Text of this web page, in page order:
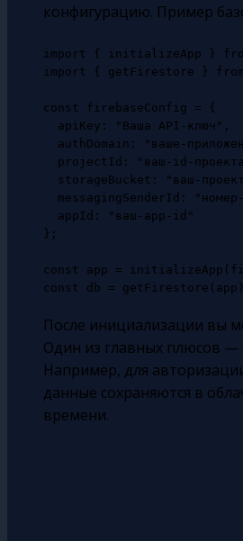
конфигурацию. Пример
import { initializeApp }
import { getFirestore }
const firebaseConfig = {
  apiKey: "Ваша API-ключ",
authDomain: "ваше-
projectId: "ваш-id-
storageBucket: "ваш-
messagingSenderId:
  appId: "ваш-app-id"
};
const app =
После инициализации вы
Один из главных плюсов —
Например, для
данные сохраняются в
времени.